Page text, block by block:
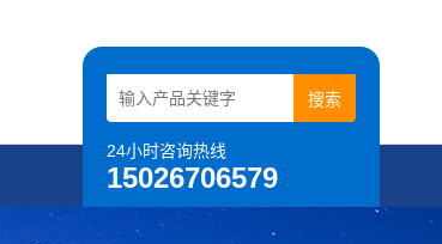
24小时咨询热线
15026706579